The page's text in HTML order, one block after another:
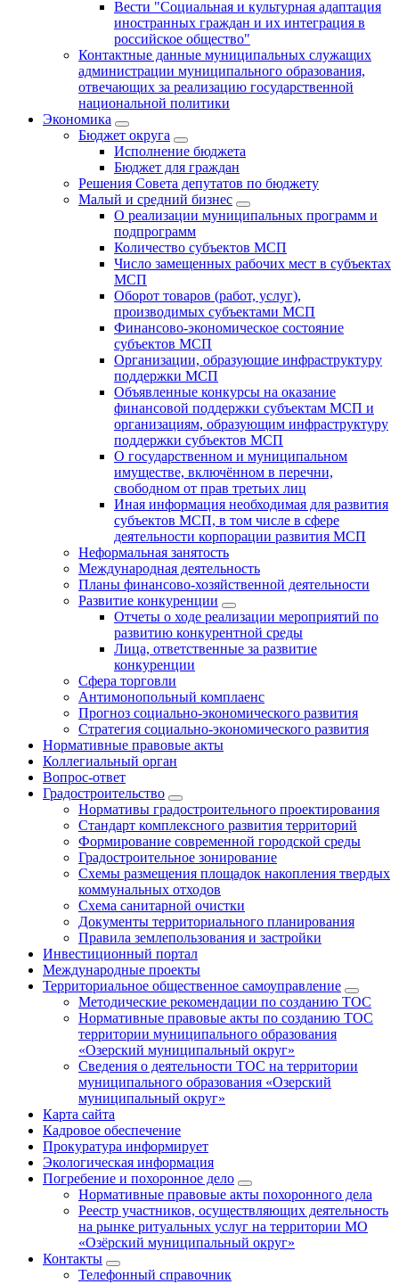
Вести "Социальная и культурная адаптация
иностранных граждан и их интеграция в
российское общество"
Контактные данные муниципальных служащих
администрации муниципального образования,
отвечающих за реализацию государственной
национальной политики
Экономика
Бюджет округa
Исполнение бюджета
Бюджет для граждан
Решения Совета депутатов по бюджету
Малый и средний бизнес
О реализации муниципальных программ и
подпрограмм
Количество субъектов МСП
Число замещенных рабочих мест в субъектах
МСП
Оборот товаров (работ, услуг),
производимых субъектами МСП
Финансово-экономическое состояние
субъектов МСП
Организации, образующие инфраструктуру
поддержки МСП
Объявленные конкурсы на оказание
финансовой поддержки субъектам МСП и
организациям, образующим инфраструктуру
поддержки субъектов МСП
О государственном и муниципальном
имуществе, включённом в перечни,
свободном от прав третьих лиц
Иная информация необходимая для развития
субъектов МСП, в том числе в сфере
деятельности корпорации развития МСП
Неформальная занятость
Международная деятельность
Планы финансово-хозяйственной деятельности
Развитие конкуренции
Отчеты о ходе реализации мероприятий по
развитию конкурентной среды
Лица, ответственные за развитие
конкуренции
Сфера торговли
Антимонопольный комплаенс
Прогноз социально-экономического развития
Стратегия социально-экономического развития
Нормативные правовые акты
Коллегиальный орган
Вопрос-ответ
Градостроительство
Нормативы градостроительного проектирования
Стандарт комплексного развития территорий
Формирование современной городской среды
Градостроительное зонирование
Схемы размещения площадок накопления твердых
коммунальных отходов
Схема санитарной очистки
Документы территориального планирования
Правила землепользования и застройки
Инвестиционный портал
Международные проекты
Территориальное общественное самоуправление
Методические рекомендации по созданию ТОС
Нормативные правовые акты по созданию ТОС
территории муниципального образования
«Озерский муниципальный округ»
Сведения о деятельности ТОС на территории
муниципального образования «Озерский
муниципальный округ»
Карта сайта
Кадровое обеспечение
Прокуратура информирует
Экологическая информация
Погребение и похоронное дело
Нормативные правовые акты похоронного дела
Реестр участников, осуществляющих деятельность
на рынке ритуальных услуг на территории МО
«Озёрский муниципальный округ»
Контакты
Телефонный справочник